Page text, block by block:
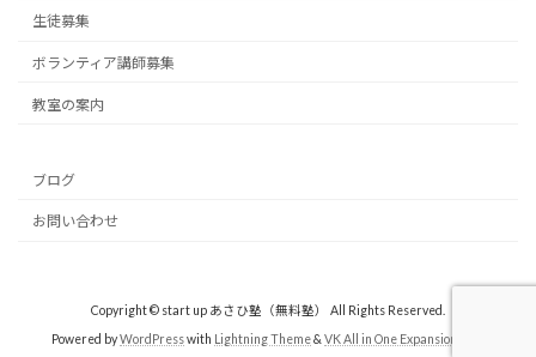
生徒募集
ボランティア講師募集
教室の案内
ブログ
お問い合わせ
Copyright © start up あさひ塾（無料塾） All Rights Reserved.
Powered byWordPresswith Lightning Theme& VK All in One Expansion Unit